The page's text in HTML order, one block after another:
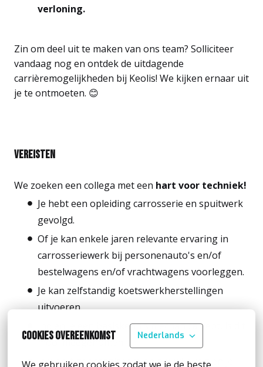
Cookies overeenkomst Nederlands
verloning.
Zin om deel uit te maken van ons team? Solliciteer
vandaag nog en ontdek de uitdagende
carrièremogelijkheden bij Keolis! We kijken ernaar uit
je te ontmoeten. 😊
Vereisten
We zoeken een collega met een hart voor techniek!
Je hebt een opleiding carrosserie en spuitwerk
gevolgd.
Of je kan enkele jaren relevante ervaring in
carrosseriewerk bij personenauto's en/of
bestelwagens en/of vrachtwagens voorleggen.
Je kan zelfstandig koetswerkherstellingen
uitvoeren.
Indien je een basiskennis mechanica hebt, is dit
mooi meegenomen.
Je werkt georganiseerd en nauwkeurig en je